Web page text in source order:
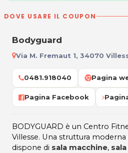
DOVE USARE IL COUPON
Bodyguard
Via M. Fremaut 1, 34070
0481.918040 Pagina
Pagina Facebook
BODYGUARD è un Centro
Villesse. Una struttura
dispone di sala macchine,